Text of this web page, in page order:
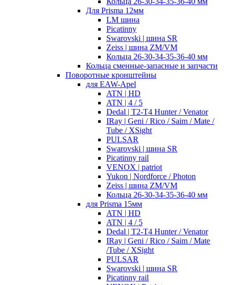
Для Prisma 12мм
LM шина
Picatinny
Swarovski | шина SR
Zeiss | шина ZM/VM
Кольца 26-30-34-35-36-40 мм
Кольца сменные-запасные и запчасти
Поворотные кронштейны
для EAW-Apel
ATN | HD
ATN | 4 / 5
Dedal | T2-T4 Hunter / Venator
IRay | Geni / Rico / Saim / Mate /
Tube / XSight
PULSAR
Swarovski | шина SR
Picatinny rail
VENOX | patriot
Yukon | Nordforce / Photon
Zeiss | шина ZM/VM
Кольца 26-30-34-35-36-40 мм
для Prisma 15мм
ATN | HD
ATN | 4 / 5
Dedal | T2-T4 Hunter / Venator
IRay | Geni / Rico / Saim / Mate
/Tube / XSight
PULSAR
Swarovski | шина SR
Picatinny rail